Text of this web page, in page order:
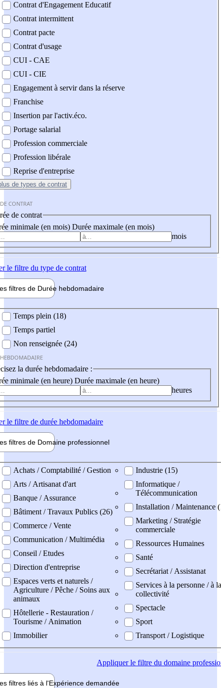
Contrat d'Engagement Educatif
Contrat intermittent
Contrat pacte
Contrat d'usage
CUI - CAE
CUI - CIE
Engagement à servir dans la réserve
Franchise
Insertion par l'activ.éco.
Portage salarial
Profession commerciale
Profession libérale
Reprise d'entreprise
de types de contrat
CONTRAT
de contrat
minimale (en mois) Durée maximale (en mois)
mois
le filtre du type de contrat
filtres de Durée hebdomadaire
Temps plein (18)
Temps partiel
Non renseignée (24)
la durée hebdomadaire :
minimale (en heure) Durée maximale (en heure)
heures
le filtre de durée hebdomadaire
filtres de Domaine professionnel
professionel
Achats / Comptabilité / Gestion
Arts / Artisanat d'art
Banque / Assurance
Bâtiment / Travaux Publics (26)
Commerce / Vente
Communication / Multimédia
Conseil / Etudes
Direction d'entreprise
Espaces verts et naturels /
Agriculture / Pêche / Soins aux
animaux
Hôtellerie - Restauration /
Tourisme / Animation
Immobilier
Industrie (15)
Informatique /
Télécommunication
Installation / Maintenance
Marketing / Stratégie
commerciale
Ressources Humaines
Santé
Secrétariat / Assistanat
Services à la personne / à la
collectivité
Spectacle
Sport
Transport / Logistique
Appliquerle filtre du domaine
filtres liés à l'Expérience demandée